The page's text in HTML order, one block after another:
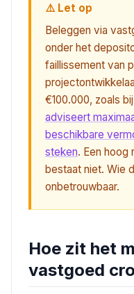
⚠️ Let op
Beleggen via
onder het
faillissement van
€100.000, zoals
adviseert
beschikbare
steken. Een hoog
bestaat niet. Wie
onbetrouwbaar.
Hoe zit het
vastgoed